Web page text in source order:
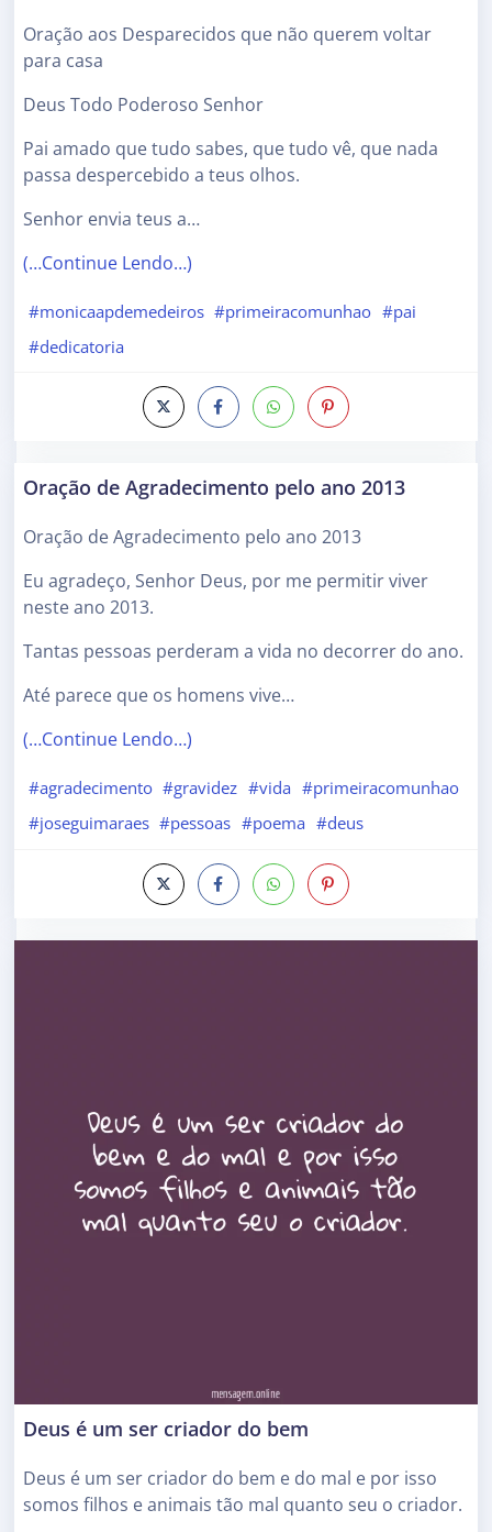
Oração aos Desparecidos que não querem voltar
para casa
Deus Todo Poderoso Senhor
Pai amado que tudo sabes, que tudo vê, que nada
passa despercebido a teus olhos.
Senhor envia teus a…
(…Continue Lendo…)
#monicaapdemedeiros #primeiracomunhao #pai
#dedicatoria
Oração de Agradecimento pelo ano 2013
Oração de Agradecimento pelo ano 2013
Eu agradeço, Senhor Deus, por me permitir viver
neste ano 2013.
Tantas pessoas perderam a vida no decorrer do ano.
Até parece que os homens vive…
(…Continue Lendo…)
#agradecimento #gravidez #vida #primeiracomunhao
#joseguimaraes #pessoas #poema #deus
Deus é um ser criador do bem
Deus é um ser criador do bem e do mal e por isso
somos filhos e animais tão mal quanto seu o criador.